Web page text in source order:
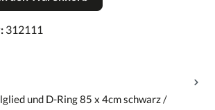
312111
und D-Ring 85 x 4cm schwarz /